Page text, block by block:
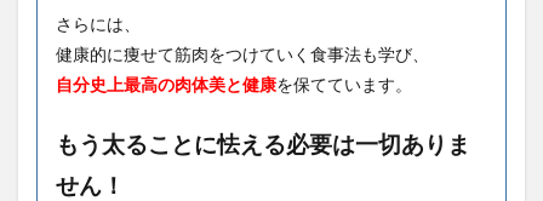
さらには、
健康的に痩せて筋肉をつけていく食事法も学び、
自分史上最高の肉体美と健康を保てています。
もう太ることに怯える必要は一切ありま
せん！